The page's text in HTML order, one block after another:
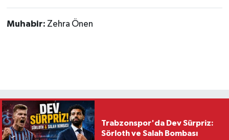
Muhabir: Zehra Önen
Trabzonspor'da Dev Sürpriz:
Sörloth ve Salah Bombası